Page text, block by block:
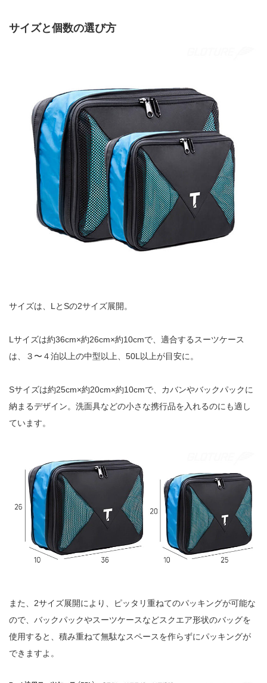
サイズと個数の選び方
サイズは、LとSの2サイズ展開。
Lサイズは約36cm×約26cm×約10cmで、適合するスーツケース
は、３〜４泊以上の中型以上、50L以上が目安に。
Sサイズは約25cm×約20cm×約10cmで、カバンやバックパックに
納まるデザイン。洗面具などの小さな携行品を入れるのにも適し
ています。
また、2サイズ展開により、ピッタリ重ねてのパッキングが可能な
ので、バックパックやスーツケースなどスクエア形状のバッグを
使用すると、積み重ねて無駄なスペースを作らずにパッキングが
できますよ。